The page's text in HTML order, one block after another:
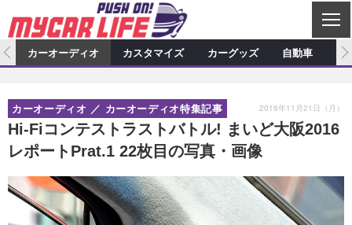
C
L
S
E
カーオーディオ
プロショップ検索 ショップ訪問記
カーオーディオニュース デモカー製作記
その他
カスタマイズ特集記事 カスタマイズ新製品情報
カスタマイズニュース
カーグッズ
カーグッズ特集記事 カーグッズ新製品情報
カーグッズニュース
自動車
ニュース 試乗記
スクープ
アクセスランキング
カーオーディオ カスタマイズ カーグッズ 自動車
Hi-Fiコンテストラストバトル! まいど大阪2016
レポートPrat.1 22枚目の写真・画像
カーオーディオ カーオーディオ特集記事 2016年11月21日（月）